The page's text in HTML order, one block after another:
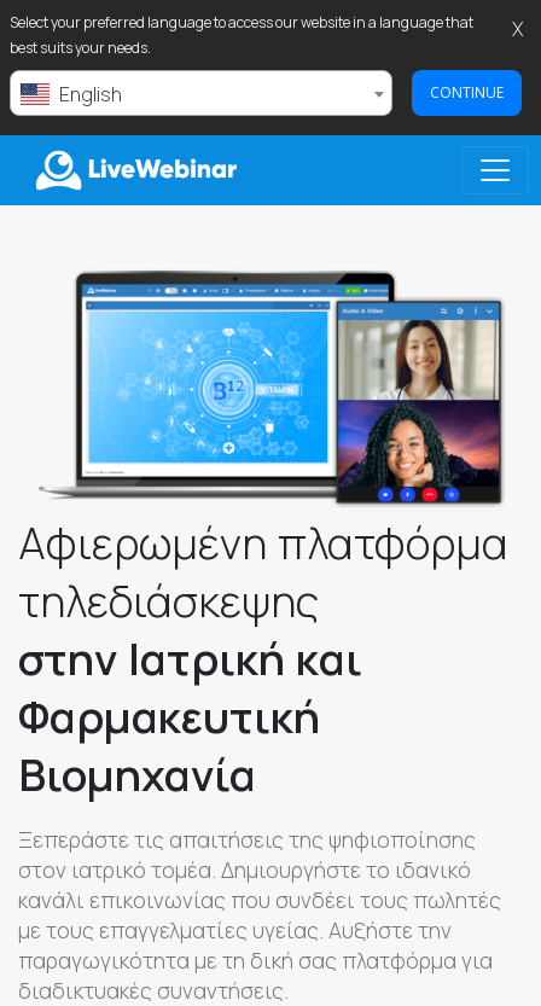
Select your preferred language to access our website in a language that
best suits your needs.
English CONTINUE
X
Αφιερωμένη πλατφόρμα
τηλεδιάσκεψης
στην Ιατρική και
Φαρμακευτική
Βιομηχανία
Ξεπεράστε τις απαιτήσεις της ψηφιοποίησης
στον ιατρικό τομέα. Δημιουργήστε το ιδανικό
κανάλι επικοινωνίας που συνδέει τους πωλητές
με τους επαγγελματίες υγείας. Αυξήστε την
παραγωγικότητα με τη δική σας πλατφόρμα για
διαδικτυακές συναντήσεις.